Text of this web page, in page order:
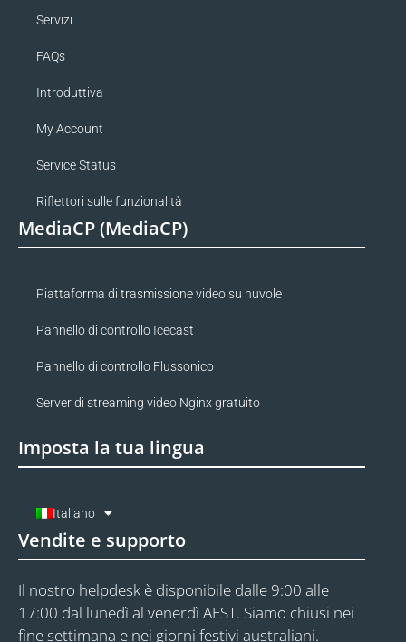
Servizi
FAQs
Introduttiva
My Account
Service Status
Riflettori sulle funzionalità
MediaCP (MediaCP)
Piattaforma di trasmissione video su nuvole
Pannello di controllo Icecast
Pannello di controllo Flussonico
Server di streaming video Nginx gratuito
Imposta la tua lingua
Italiano
Vendite e supporto
Il nostro helpdesk è disponibile dalle 9:00 alle
17:00 dal lunedì al venerdì AEST. Siamo chiusi nei
fine settimana e nei giorni festivi australiani.